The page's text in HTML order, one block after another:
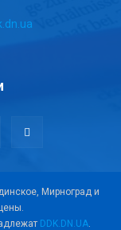
Мирноград и
DDK.DN.UA.